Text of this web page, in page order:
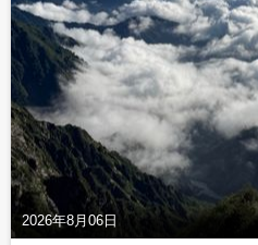
2026年8月06日